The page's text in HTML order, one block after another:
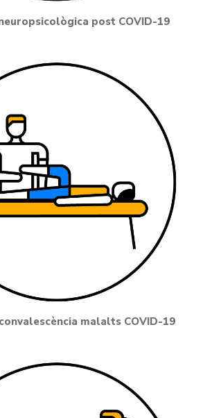
post COVID-19
malalts COVID-19